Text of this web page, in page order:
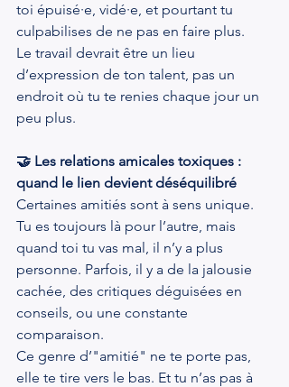
toi épuisé·e, vidé·e, et pourtant tu
culpabilises de ne pas en faire plus.
Le travail devrait être un lieu
d’expression de ton talent, pas un
endroit où tu te renies chaque jour un
peu plus.
🤝 Les relations amicales toxiques :
quand le lien devient déséquilibré
Certaines amitiés sont à sens unique.
Tu es toujours là pour l’autre, mais
quand toi tu vas mal, il n’y a plus
personne. Parfois, il y a de la jalousie
cachée, des critiques déguisées en
conseils, ou une constante
comparaison.
Ce genre d’"amitié" ne te porte pas,
elle te tire vers le bas. Et tu n’as pas à